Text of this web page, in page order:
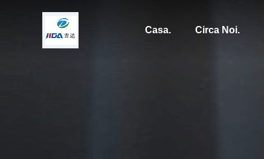
Casa. Circa Noi.